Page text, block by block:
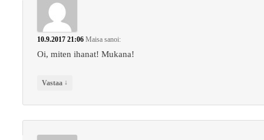
10.9.2017 21:06 Maisa sanoi:
Oi, miten ihanat! Mukana!
Vastaa ↓